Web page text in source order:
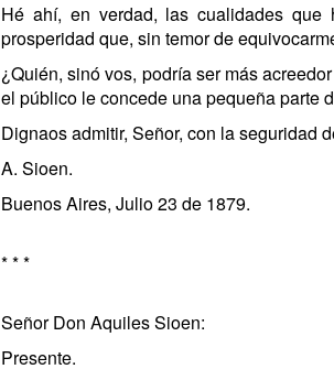
Hé ahí, en verdad, las cualidades que
prosperidad que, sin temor de
¿Quién, sinó vos, podría ser más
el público le concede una pequeña parte
Dignaos admitir, Señor, con la seguridad
A. Sioen.
Buenos Aires, Julio 23 de 1879.
* * *
Señor Don Aquiles Sioen:
Presente.